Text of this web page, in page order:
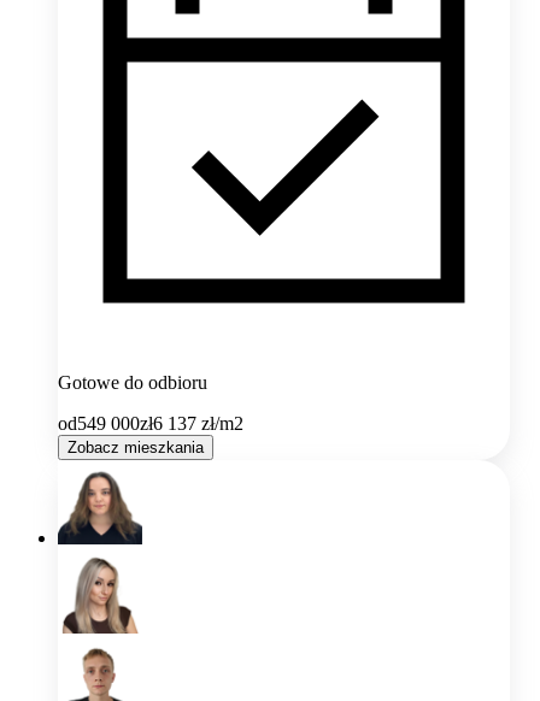
Gotowe do odbioru
od549 000zł6 137 zł/m2
Zobacz mieszkania